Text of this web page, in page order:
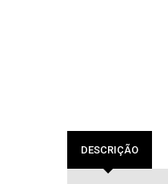
DESCRIÇÃO